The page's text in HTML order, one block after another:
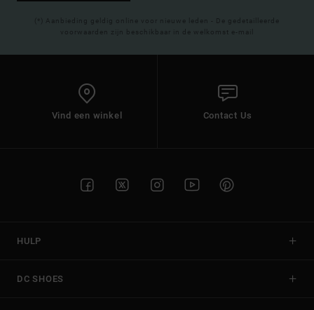
(*) Aanbieding geldig online voor nieuwe leden - De gedetailleerde
voorwaarden zijn beschikbaar in de welkomst e-mail
Vind een winkel Contact Us
HULP
DC SHOES